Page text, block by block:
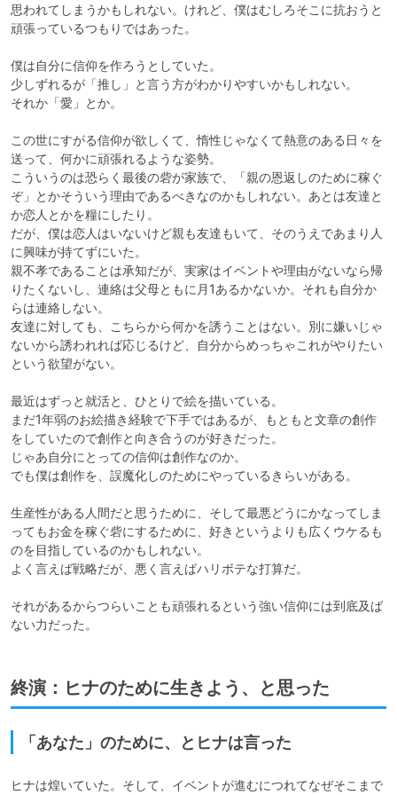
思われてしまうかもしれない。けれど、僕はむしろそこに抗おうと
頑張っているつもりではあった。
僕は自分に信仰を作ろうとしていた。
少しずれるが「推し」と言う方がわかりやすいかもしれない。
それか「愛」とか。
この世にすがる信仰が欲しくて、惰性じゃなくて熱意のある日々を
送って、何かに頑張れるような姿勢。
こういうのは恐らく最後の砦が家族で、「親の恩返しのために稼ぐ
ぞ」とかそういう理由であるべきなのかもしれない。あとは友達と
か恋人とかを糧にしたり。
だが、僕は恋人はいないけど親も友達もいて、そのうえであまり人
に興味が持てずにいた。
親不孝であることは承知だが、実家はイベントや理由がないなら帰
りたくないし、連絡は父母ともに月1あるかないか。それも自分か
らは連絡しない。
友達に対しても、こちらから何かを誘うことはない。別に嫌いじゃ
ないから誘われれば応じるけど、自分からめっちゃこれがやりたい
という欲望がない。
最近はずっと就活と、ひとりで絵を描いている。
まだ1年弱のお絵描き経験で下手ではあるが、もともと文章の創作
をしていたので創作と向き合うのが好きだった。
じゃあ自分にとっての信仰は創作なのか。
でも僕は創作を、誤魔化しのためにやっているきらいがある。
生産性がある人間だと思うために、そして最悪どうにかなってしま
ってもお金を稼ぐ砦にするために、好きというよりも広くウケるも
のを目指しているのかもしれない。
よく言えば戦略だが、悪く言えばハリボテな打算だ。
それがあるからつらいことも頑張れるという強い信仰には到底及ば
ない力だった。
終演：ヒナのために生きよう、と思った
「あなた」のために、とヒナは言った
ヒナは煌いていた。そして、イベントが進むにつれてなぜそこまで